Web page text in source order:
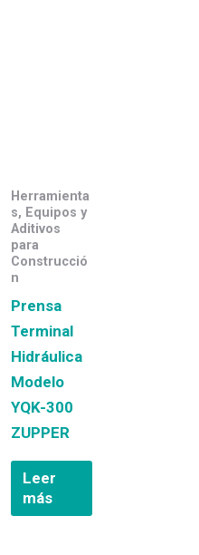
Herramienta
s, Equipos y
Aditivos
para
Construcció
n
Prensa
Terminal
Hidráulica
Modelo
YQK-300
ZUPPER
Leer
más